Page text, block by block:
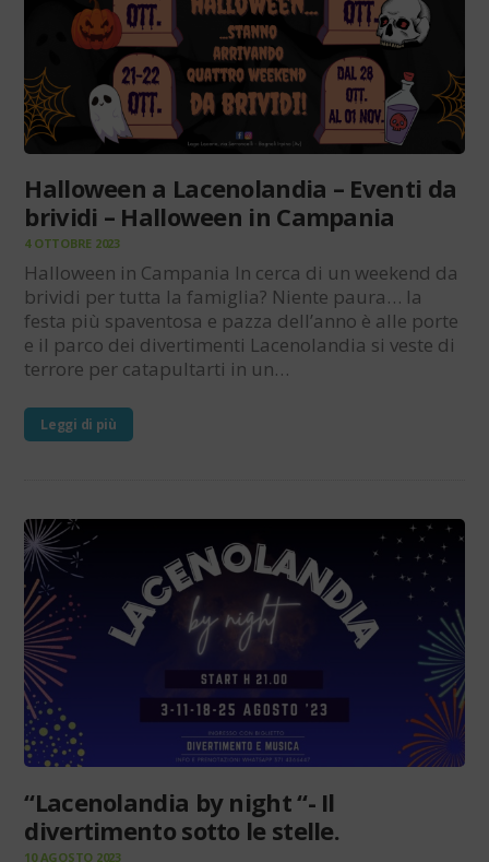
Halloween a Lacenolandia – Eventi da
brividi – Halloween in Campania
4 OTTOBRE 2023
Halloween in Campania In cerca di un weekend da
brividi per tutta la famiglia? Niente paura… la
festa più spaventosa e pazza dell’anno è alle porte
e il parco dei divertimenti Lacenolandia si veste di
terrore per catapultarti in un…
Leggi di più
“Lacenolandia by night “- Il
divertimento sotto le stelle.
10 AGOSTO 2023